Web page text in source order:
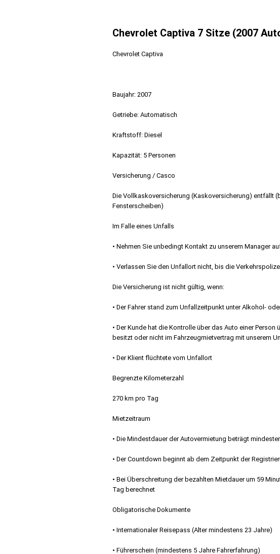
Chevrolet Captiva 7 Sitze (2007
Chevrolet Captiva
Baujahr: 2007
Getriebe: Automatisch
Kraftstoff: Diesel
Kapazität: 5 Personen
Versicherung / Casco
Die Vollkaskoversicherung (Kaskoversicherung) entfällt
Fensterscheiben)
Im Falle eines Unfalls
• Nehmen Sie unbedingt Kontakt zu unserem Manager
• Verlassen Sie den Unfallort nicht, bis die
Die Versicherung ist nicht gültig, wenn:
• Der Fahrer stand zum Unfallzeitpunkt unter Alkohol-
• Der Kunde hat die Kontrolle über das Auto einer Person
besitzt oder nicht im Fahrzeugmietvertrag mit unserem
• Der Klient flüchtete vom Unfallort
Begrenzte Kilometerzahl
270 km pro Tag
Mietzeitraum
• Die Mindestdauer der Autovermietung beträgt
• Der Countdown beginnt ab dem Zeitpunkt der
• Bei Überschreitung der bezahlten Mietdauer um 59
Tag berechnet
Obligatorische Dokumente
• Internationaler Reisepass (Alter mindestens 23 Jahre)
• Führerschein (mindestens 5 Jahre Fahrerfahrung)